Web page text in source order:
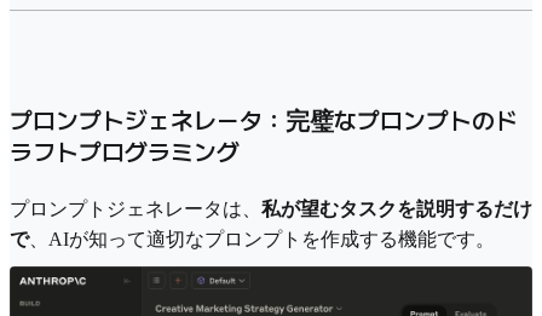
プロンプトジェネレータ：完璧なプロンプトのド
ラフトプログラミング
プロンプトジェネレータは、 私が望むタスクを説明するだけ
で、AIが知って適切なプロンプトを作成する機能です。